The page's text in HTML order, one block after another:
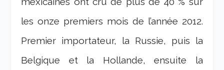
les onze premiers mois de l’année 2012.
Premier importateur, la Russie, puis la
Belgique et la Hollande, ensuite la